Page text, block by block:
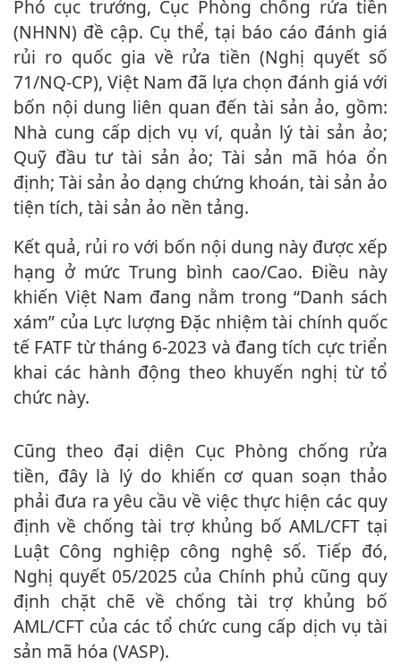
Phó cục trưởng, Cục Phòng chống rửa tiền
(NHNN) đề cập. Cụ thể, tại báo cáo đánh giá
rủi ro quốc gia về rửa tiền (Nghị quyết số
71/NQ-CP), Việt Nam đã lựa chọn đánh giá với
bốn nội dung liên quan đến tài sản ảo, gồm:
Nhà cung cấp dịch vụ ví, quản lý tài sản ảo;
Quỹ đầu tư tài sản ảo; Tài sản mã hóa ổn
định; Tài sản ảo dạng chứng khoán, tài sản ảo
tiện tích, tài sản ảo nền tảng.
Kết quả, rủi ro với bốn nội dung này được xếp
hạng ở mức Trung bình cao/Cao. Điều này
khiến Việt Nam đang nằm trong “Danh sách
xám” của Lực lượng Đặc nhiệm tài chính quốc
tế FATF từ tháng 6-2023 và đang tích cực triển
khai các hành động theo khuyến nghị từ tổ
chức này.
Cũng theo đại diện Cục Phòng chống rửa
tiền, đây là lý do khiến cơ quan soạn thảo
phải đưa ra yêu cầu về việc thực hiện các quy
định về chống tài trợ khủ‌ng b‌ố AML/CFT tại
Luật Công nghiệp công nghệ số. Tiếp đó,
Nghị quyết 05/2025 của Chính phủ cũng quy
định chặt chẽ về chống tài trợ khủ‌ng b‌ố
AML/CFT của các tổ chức cung cấp dịch vụ tài
sản mã hóa (VASP).